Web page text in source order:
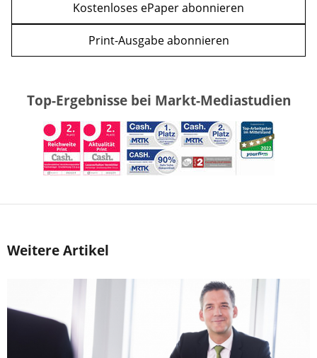
Kostenloses ePaper abonnieren
Print-Ausgabe abonnieren
Top-Ergebnisse bei Markt-Mediastudien
Weitere Artikel